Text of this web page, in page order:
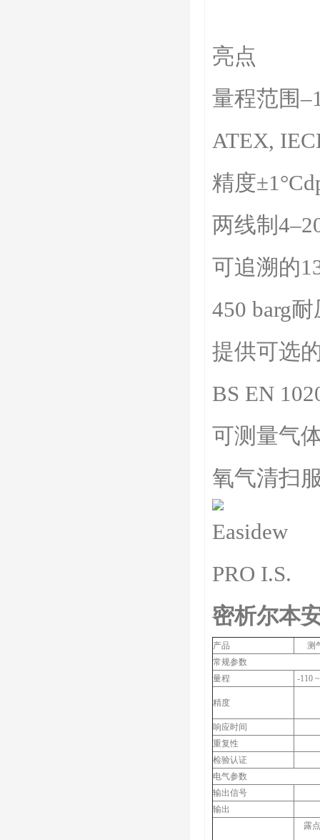
亮点
量程范围
ATEX,
精度
两线制
可追溯的
450 barg
提供可选
BS EN
可测量气
氧气清扫
密析尔本
产品
测
常规参数
量程
-110
精度
响应时间
重复性
检验认证
电气参数
输出信号
输出
露